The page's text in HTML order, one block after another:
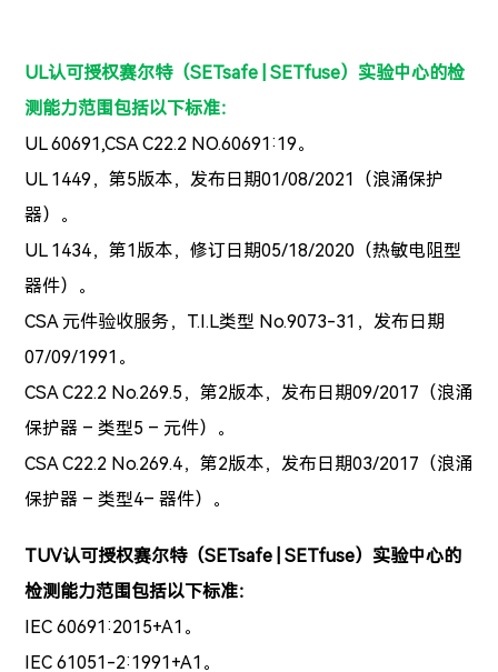
UL认可授权赛尔特（SETsafe | SETfuse）实验中心的检
测能力范围包括以下标准：
UL 60691,CSA C22.2 NO.60691:19。
UL 1449，第5版本，发布日期01/08/2021（浪涌保护
器）。
UL 1434，第1版本，修订日期05/18/2020（热敏电阻型
器件）。
CSA 元件验收服务，T.I.L类型 No.9073-31，发布日期
07/09/1991。
CSA C22.2 No.269.5，第2版本，发布日期09/2017（浪涌
保护器 – 类型5 – 元件）。
CSA C22.2 No.269.4，第2版本，发布日期03/2017（浪涌
保护器 – 类型4– 器件）。
TUV认可授权赛尔特（SETsafe | SETfuse）实验中心的
检测能力范围包括以下标准：
IEC 60691:2015+A1。
IEC 61051-2:1991+A1。